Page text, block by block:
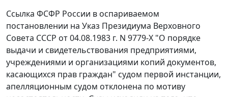
Ссылка ФСФР России в оспариваемом
постановлении на Указ Президиума Верховного
Совета СССР от 04.08.1983 г. N 9779-Х "О порядке
выдачи и свидетельствования предприятиями,
учреждениями и организациями копий документов,
касающихся прав граждан" судом первой инстанции,
апелляционным судом отклонена по мотиву